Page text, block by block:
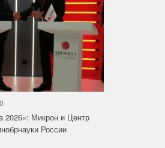
2026»: Микрон и Центр
России